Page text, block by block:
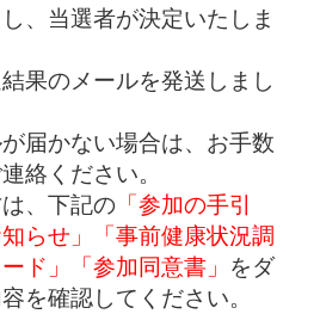
、当選者が決定いたしま
果のメールを発送しまし
届かない場合は、お手数
絡ください。
、下記の 「参加の手引
らせ」「事前健康状況調
ド」「参加同意書」 をダ
を確認してください。